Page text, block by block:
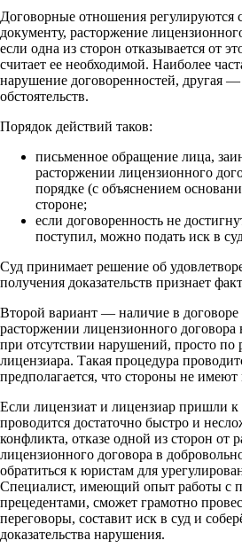
Договорные отношения регулируются
документу, расторжение
если одна из сторон отказывается от
считает ее необходимой. Наиболее
нарушение договоренностей, другая
обстоятельств.
Порядок действий таков:
письменное обращение лица,
расторжении лицензионного
порядке (с объяснением
стороне;
если договоренность не
поступил, можно подать иск в
Суд принимает решение об
получения доказательств признает
Второй вариант — наличие в
расторжении лицензионного договора
при отсутствии нарушений, просто
лицензиара. Такая процедура
предполагается, что стороны не имеют
Если лицензиат и лицензиар пришли
проводится достаточно быстро и
конфликта, отказе одной из сторон от
лицензионного договора в
обратиться к юристам для
Специалист, имеющий опыт работы с
прецедентами, сможет грамотно
переговоры, составит иск в суд и
доказательства нарушения.